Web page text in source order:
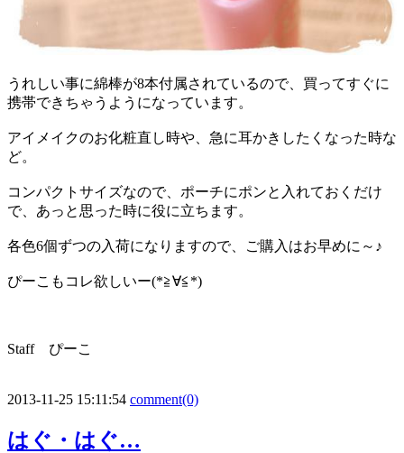
うれしい事に綿棒が8本付属されているので、買ってすぐに
携帯できちゃうようになっています。
アイメイクのお化粧直し時や、急に耳かきしたくなった時な
ど。
コンパクトサイズなので、ポーチにポンと入れておくだけ
で、あっと思った時に役に立ちます。
各色6個ずつの入荷になりますので、ご購入はお早めに～♪
ぴーこもコレ欲しいー(*≧∀≦*)
Staff ぴーこ
2013-11-25 15:11:54 comment(0)
はぐ・はぐ…